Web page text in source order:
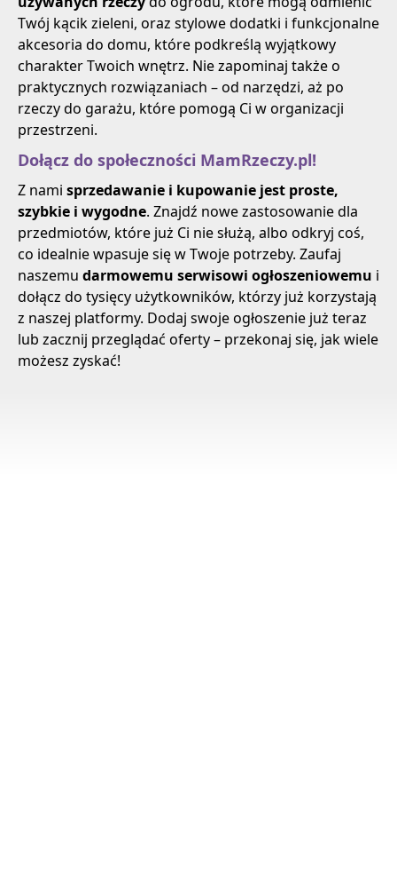
Twój kącik zieleni, oraz stylowe dodatki i funkcjonalne
akcesoria do domu, które podkreślą wyjątkowy
charakter Twoich wnętrz. Nie zapominaj także o
praktycznych rozwiązaniach – od narzędzi, aż po
rzeczy do garażu, które pomogą Ci w organizacji
przestrzeni.
Dołącz do społeczności MamRzeczy.pl!
Z nami sprzedawanie i kupowanie jest proste,
szybkie i wygodne. Znajdź nowe zastosowanie dla
przedmiotów, które już Ci nie służą, albo odkryj coś,
co idealnie wpasuje się w Twoje potrzeby. Zaufaj
naszemu darmowemu serwisowi ogłoszeniowemu i
dołącz do tysięcy użytkowników, którzy już korzystają
z naszej platformy. Dodaj swoje ogłoszenie już teraz
lub zacznij przeglądać oferty – przekonaj się, jak wiele
możesz zyskać!